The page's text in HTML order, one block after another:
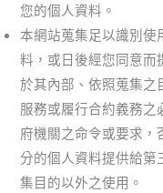
您的個人資料。
本網站蒐集足以識別使
料，或日後經您同意而
於其內部、依照蒐集之
服務或履行合約義務之
府機關之命令或要求，
分的個人資料提供給第
集目的以外之使用。